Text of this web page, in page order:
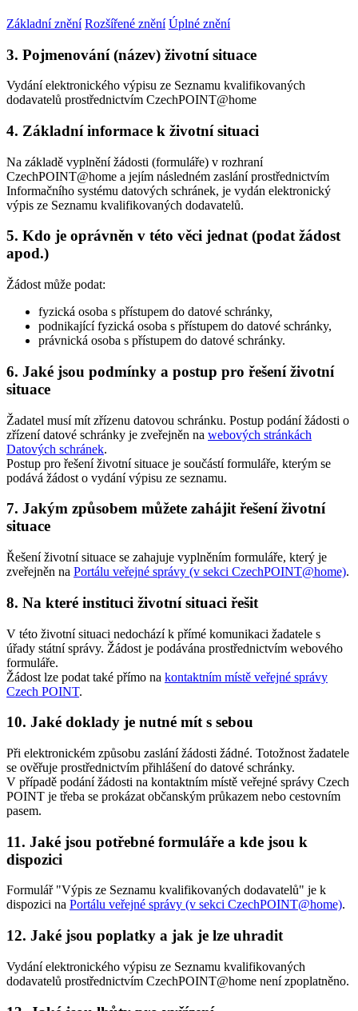
Základní znění Rozšířené znění Úplné znění
3. Pojmenování (název) životní situace
Vydání elektronického výpisu ze Seznamu kvalifikovaných
dodavatelů prostřednictvím CzechPOINT@home
4. Základní informace k životní situaci
Na základě vyplnění žádosti (formuláře) v rozhraní
CzechPOINT@home a jejím následném zaslání prostřednictvím
Informačního systému datových schránek, je vydán elektronický
výpis ze Seznamu kvalifikovaných dodavatelů.
5. Kdo je oprávněn v této věci jednat (podat žádost
apod.)
Žádost může podat:
fyzická osoba s přístupem do datové schránky,
podnikající fyzická osoba s přístupem do datové schránky,
právnická osoba s přístupem do datové schránky.
6. Jaké jsou podmínky a postup pro řešení životní
situace
Žadatel musí mít zřízenu datovou schránku. Postup podání žádosti o
zřízení datové schránky je zveřejněn na webových stránkách
Datových schránek.
Postup pro řešení životní situace je součástí formuláře, kterým se
podává žádost o vydání výpisu ze seznamu.
7. Jakým způsobem můžete zahájit řešení životní
situace
Řešení životní situace se zahajuje vyplněním formuláře, který je
zveřejněn na Portálu veřejné správy (v sekci CzechPOINT@home).
8. Na které instituci životní situaci řešit
V této životní situaci nedochází k přímé komunikaci žadatele s
úřady státní správy. Žádost je podávána prostřednictvím webového
formuláře.
Žádost lze podat také přímo na kontaktním místě veřejné správy
Czech POINT.
10. Jaké doklady je nutné mít s sebou
Při elektronickém způsobu zaslání žádosti žádné. Totožnost žadatele
se ověřuje prostřednictvím přihlášení do datové schránky.
V případě podání žádosti na kontaktním místě veřejné správy Czech
POINT je třeba se prokázat občanským průkazem nebo cestovním
pasem.
11. Jaké jsou potřebné formuláře a kde jsou k
dispozici
Formulář "Výpis ze Seznamu kvalifikovaných dodavatelů" je k
dispozici na Portálu veřejné správy (v sekci CzechPOINT@home).
12. Jaké jsou poplatky a jak je lze uhradit
Vydání elektronického výpisu ze Seznamu kvalifikovaných
dodavatelů prostřednictvím CzechPOINT@home není zpoplatněno.